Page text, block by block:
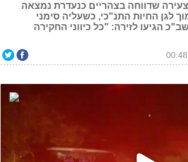
שדווחה בצהריים כנעדרת נמצאה
לגן החיות התנ"כי, כשעליה סימני
הגיעו לזירה: "כל כיווני החקירה